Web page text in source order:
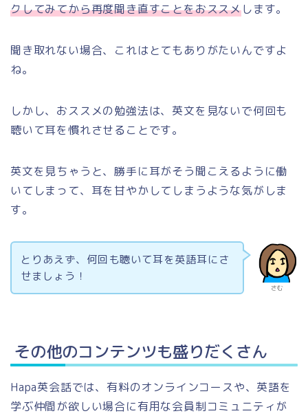
クしてみてから再度聞き直すことをおススメします。
聞き取れない場合、これはとてもありがたいんですよ
ね。
しかし、おススメの勉強法は、英文を見ないで何回も
聴いて耳を慣れさせることです。
英文を見ちゃうと、勝手に耳がそう聞こえるように働
いてしまって、耳を甘やかしてしまうような気がしま
す。
さむ
とりあえず、何回も聴いて耳を英語耳にさ
せましょう！
その他のコンテンツも盛りだくさん
Hapa英会話では、有料のオンラインコースや、英語を
学ぶ仲間が欲しい場合に有用な会員制コミュニティが